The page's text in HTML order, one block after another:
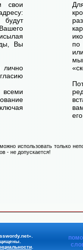
свои
Вы
лично
по
использовать только
- не допускается!
.